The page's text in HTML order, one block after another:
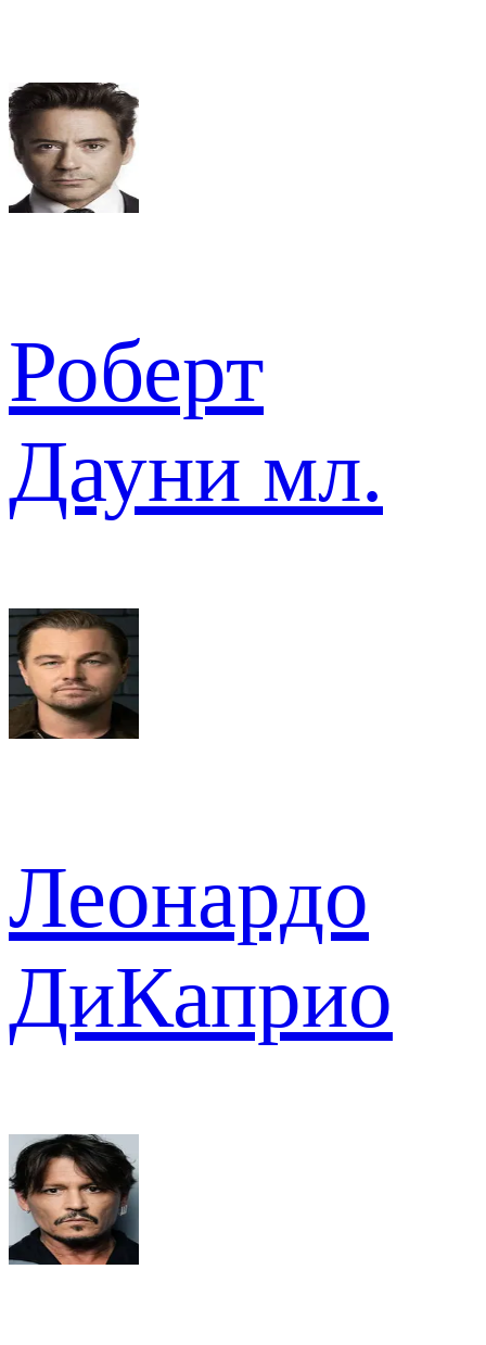
Роберт
Дауни мл.
Леонардо
ДиКаприо